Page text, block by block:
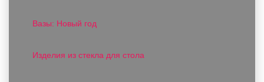
Вазы: Новый год
Изделия из стекла для стола